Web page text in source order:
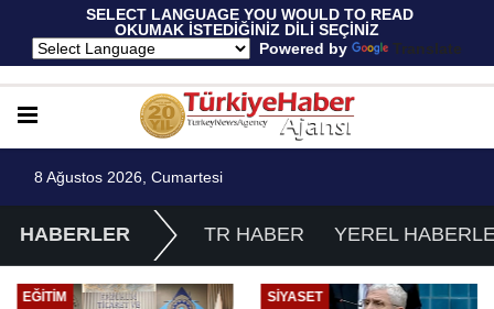
SELECT LANGUAGE YOU WOULD TO READ
OKUMAK İSTEDİĞİNİZ DİLİ SEÇİNİZ
Powered by
Translate
8 Ağustos 2026, Cumartesi
HABERLER TR HABER YEREL
EĞITIM SIYASET